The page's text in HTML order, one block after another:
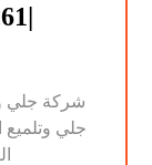
|0507036261| تلميع بلاط
شركة جلي
جلي وتلميع